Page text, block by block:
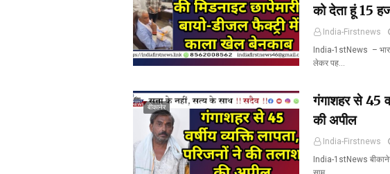
को देता हूं 15
India-Firstnews
India-1stNews ​ –
लेकर पह…
बीकानेर
गंगाशहर से 45
की अपील
India-Firstnews
India-1stNews